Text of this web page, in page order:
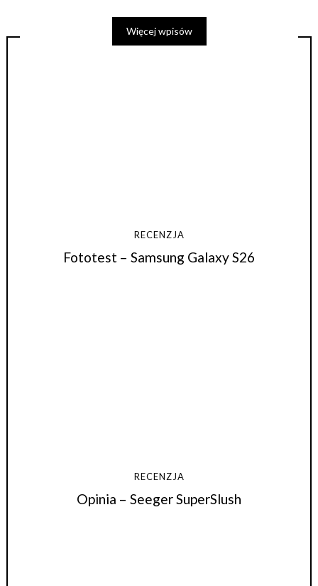
Więcej wpisów
RECENZJA
Fototest – Samsung Galaxy S26
RECENZJA
Opinia – Seeger SuperSlush